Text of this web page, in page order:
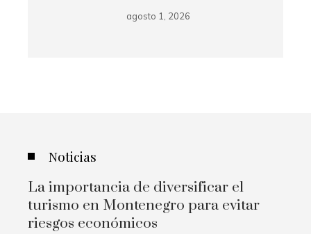
agosto 1, 2026
Noticias
La importancia de diversificar el
turismo en Montenegro para evitar
riesgos económicos